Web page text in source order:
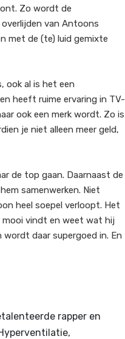
Zo wordt de
van Antoons
met de (te) luid gemixte
ook al is het een
heeft ruime ervaring in TV-
ook een merk wordt. Zo is
je niet alleen meer geld,
de top gaan. Daarnaast de
samenwerken. Niet
heel soepel verloopt. Het
mooi vindt en weet wat hij
daar supergoed in. En
rapper en